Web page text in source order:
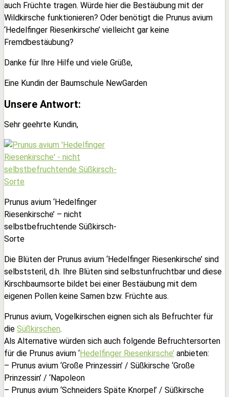
auch Früchte tragen. Würde hier die Bestäubung mit der
Wildkirsche funktionieren? Oder benötigt die Prunus avium
‘Hedelfinger Riesenkirsche’ vielleicht gar keine
Fremdbestäubung?
Danke für Ihre Hilfe und viele Grüße,
Eine Kundin der Baumschule NewGarden
Unsere Antwort:
Sehr geehrte Kundin,
Prunus avium ‘Hedelfinger
Riesenkirsche’ – nicht
selbstbefruchtende Süßkirsch-
Sorte
Die Blüten der Prunus avium ‘Hedelfinger Riesenkirsche’ sind
selbststeril, d.h. Ihre Blüten sind selbstunfruchtbar und diese
Kirschbaumsorte bildet bei einer Bestäubung mit dem
eigenen Pollen keine Samen bzw. Früchte aus.
Prunus avium, Vogelkirschen eignen sich als Befruchter für
die Süßkirschen.
Als Alternative würden sich auch folgende Befruchtersorten
für die Prunus avium ‘Hedelfinger Riesenkirsche’ anbieten:
– Prunus avium ‘Große Prinzessin’ / Süßkirsche ‘Große
Prinzessin’ / ‘Napoleon
– Prunus avium ‘Schneiders Späte Knorpel’ / Süßkirsche